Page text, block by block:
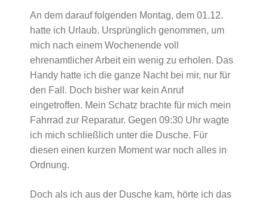
An dem darauf folgenden Montag, dem 01.12.
hatte ich Urlaub. Ursprünglich genommen, um
mich nach einem Wochenende voll
ehrenamtlicher Arbeit ein wenig zu erholen. Das
Handy hatte ich die ganze Nacht bei mir, nur für
den Fall. Doch bisher war kein Anruf
eingetroffen. Mein Schatz brachte für mich mein
Fahrrad zur Reparatur. Gegen 09:30 Uhr wagte
ich mich schließlich unter die Dusche. Für
diesen einen kurzen Moment war noch alles in
Ordnung.
Doch als ich aus der Dusche kam, hörte ich das